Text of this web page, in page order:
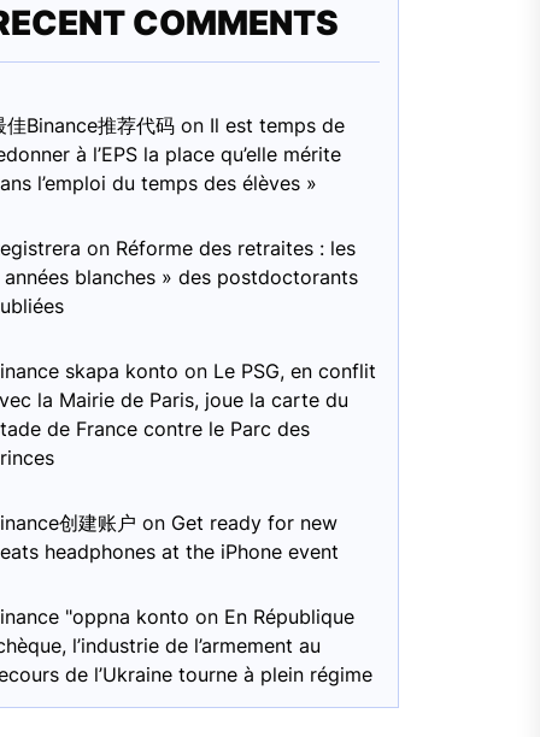
COMMENTS
佳Binance推荐代码 on Il est temps de
à l’EPS la place qu’elle mérite
l’emploi du temps des élèves »
on Réforme des retraites : les
années blanches » des postdoctorants
skapa konto on Le PSG, en conflit
la Mairie de Paris, joue la carte du
de France contre le Parc des
创建账户 on Get ready for new
headphones at the iPhone event
"oppna konto on En République
l’industrie de l’armement au
de l’Ukraine tourne à plein régime